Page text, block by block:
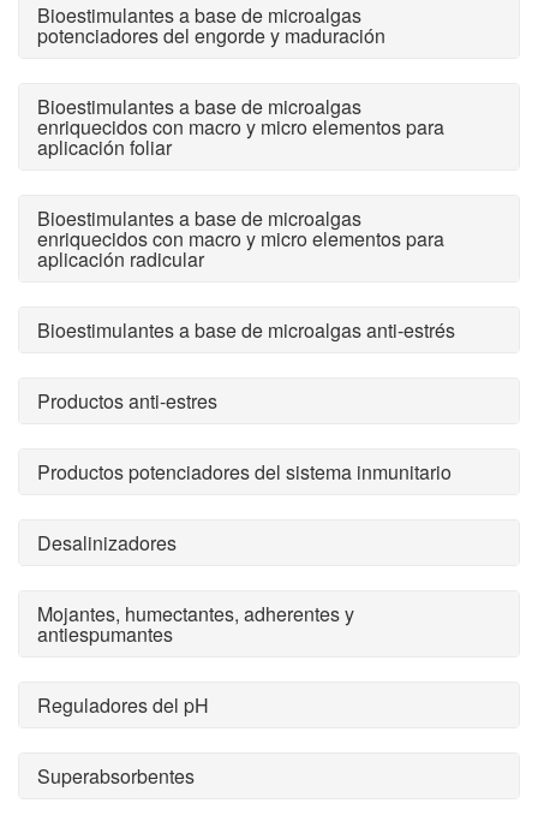
Bioestimulantes a base de microalgas
potenciadores del engorde y maduración
Bioestimulantes a base de microalgas
enriquecidos con macro y micro elementos para
aplicación foliar
Bioestimulantes a base de microalgas
enriquecidos con macro y micro elementos para
aplicación radicular
Bioestimulantes a base de microalgas anti-estrés
Productos anti-estres
Productos potenciadores del sistema inmunitario
Desalinizadores
Mojantes, humectantes, adherentes y
antiespumantes
Reguladores del pH
Superabsorbentes